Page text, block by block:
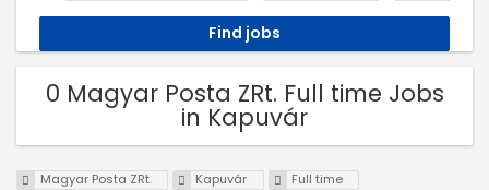
0 Magyar Posta ZRt. Full time Jobs
in Kapuvár
Magyar Posta ZRt. Kapuvár Full time